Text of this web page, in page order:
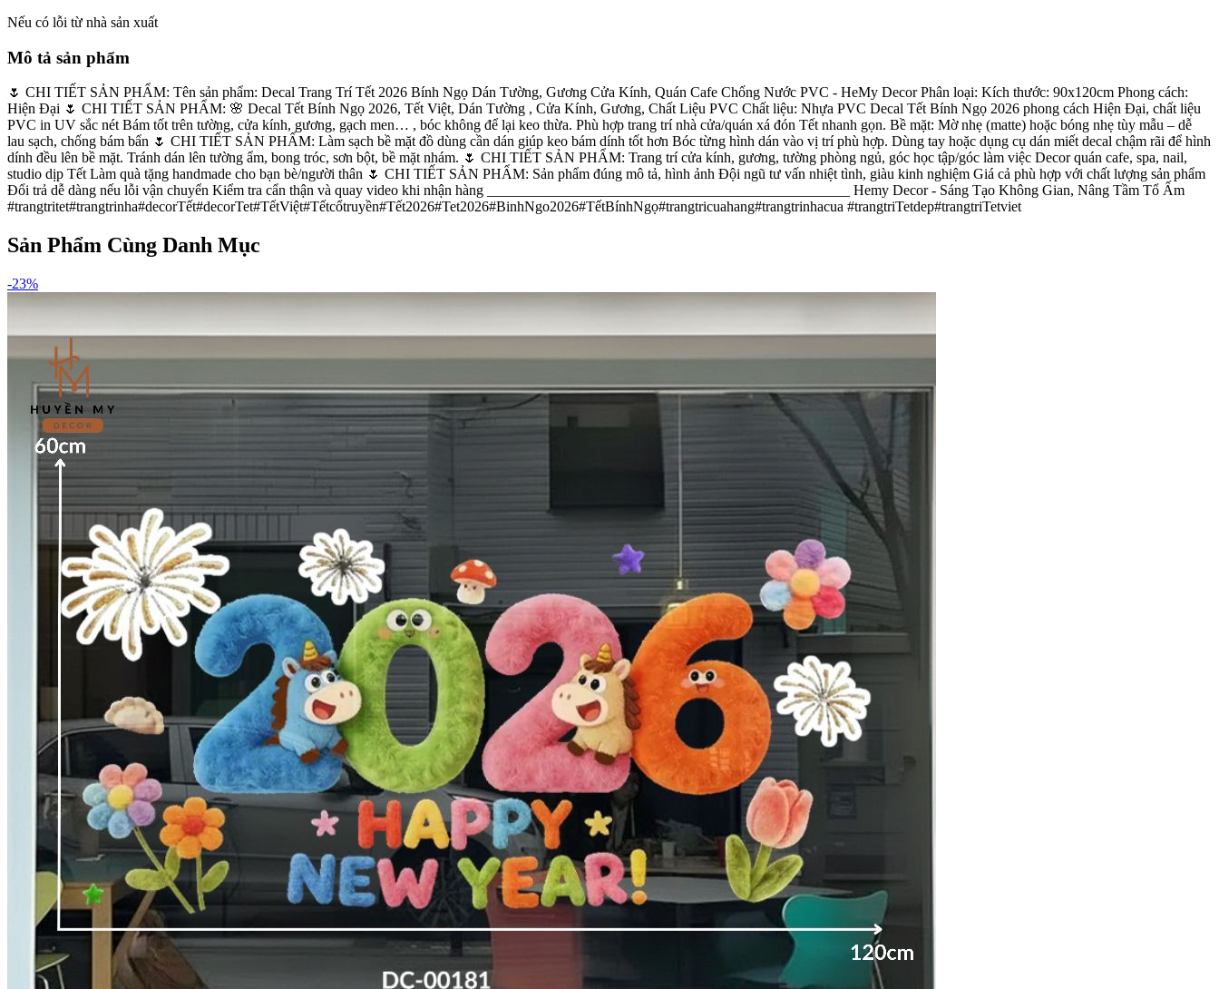
Nếu có lỗi từ nhà sản xuất
Mô tả sản phẩm
🌷 CHI TIẾT SẢN PHẨM: Tên sản phẩm: Decal Trang Trí Tết 2026 Bính Ngọ Dán Tường, Gương Cửa Kính, Quán Cafe Chống Nước PVC - HeMy Decor Phân loại: Kích thước: 90x120cm Phong cách:
Hiện Đại 🌷 CHI TIẾT SẢN PHẨM: 🌸 Decal Tết Bính Ngọ 2026, Tết Việt, Dán Tường , Cửa Kính, Gương, Chất Liệu PVC Chất liệu: Nhựa PVC Decal Tết Bính Ngọ 2026 phong cách Hiện Đại, chất liệu
PVC in UV sắc nét Bám tốt trên tường, cửa kính, gương, gạch men… , bóc không để lại keo thừa. Phù hợp trang trí nhà cửa/quán xá đón Tết nhanh gọn. Bề mặt: Mờ nhẹ (matte) hoặc bóng nhẹ tùy mẫu – dễ
lau sạch, chống bám bẩn 🌷 CHI TIẾT SẢN PHẨM: Làm sạch bề mặt đồ dùng cần dán giúp keo bám dính tốt hơn Bóc từng hình dán vào vị trí phù hợp. Dùng tay hoặc dụng cụ dán miết decal chậm rãi để hình
dính đều lên bề mặt. Tránh dán lên tường ẩm, bong tróc, sơn bột, bề mặt nhám. 🌷 CHI TIẾT SẢN PHẨM: Trang trí cửa kính, gương, tường phòng ngủ, góc học tập/góc làm việc Decor quán cafe, spa, nail,
studio dịp Tết Làm quà tặng handmade cho bạn bè/người thân 🌷 CHI TIẾT SẢN PHẨM: Sản phẩm đúng mô tả, hình ảnh Đội ngũ tư vấn nhiệt tình, giàu kinh nghiệm Giá cả phù hợp với chất lượng sản phẩm
Đổi trả dễ dàng nếu lỗi vận chuyển Kiểm tra cẩn thận và quay video khi nhận hàng __________________________________________________ Hemy Decor - Sáng Tạo Không Gian, Nâng Tầm Tổ Ấm ​
#trangtritet#trangtrinha#decorTết#decorTet#TếtViệt#Tếtcổtruyền#Tết2026#Tet2026#BinhNgo2026#TếtBínhNgọ#trangtricuahang#trangtrinhacua #trangtriTetdep#trangtriTetviet
Sản Phẩm Cùng Danh Mục
-23%